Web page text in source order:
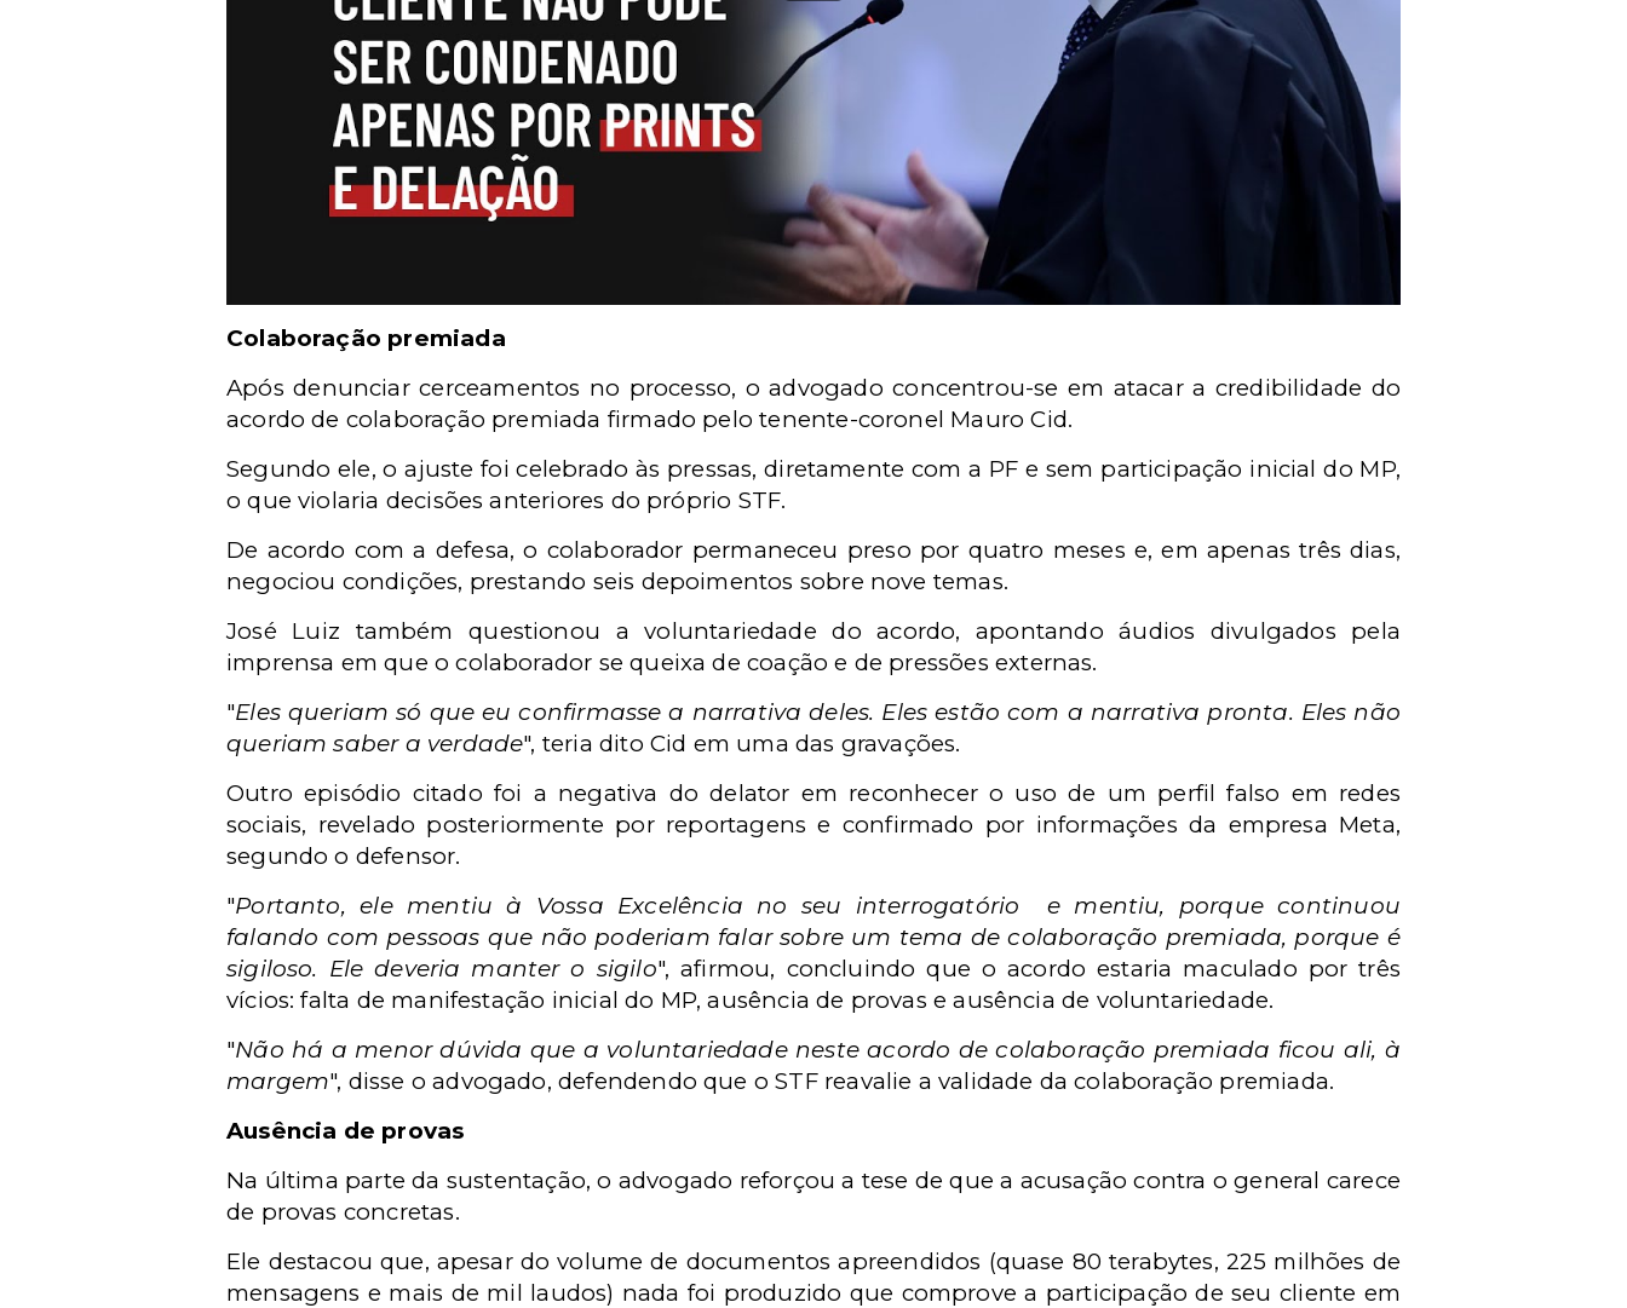
Colaboração premiada
Após denunciar cerceamentos no processo, o advogado concentrou-se em atacar a credibilidade do
acordo de colaboração premiada firmado pelo tenente-coronel Mauro Cid.
Segundo ele, o ajuste foi celebrado às pressas, diretamente com a PF e sem participação inicial do MP,
o que violaria decisões anteriores do próprio STF.
De acordo com a defesa, o colaborador permaneceu preso por quatro meses e, em apenas três dias,
negociou condições, prestando seis depoimentos sobre nove temas.
José Luiz também questionou a voluntariedade do acordo, apontando áudios divulgados pela
imprensa em que o colaborador se queixa de coação e de pressões externas.
"Eles queriam só que eu confirmasse a narrativa deles. Eles estão com a narrativa pronta. Eles não
queriam saber a verdade", teria dito Cid em uma das gravações.
Outro episódio citado foi a negativa do delator em reconhecer o uso de um perfil falso em redes
sociais, revelado posteriormente por reportagens e confirmado por informações da empresa Meta,
segundo o defensor.
"Portanto, ele mentiu à Vossa Excelência no seu interrogatório e mentiu, porque continuou
falando com pessoas que não poderiam falar sobre um tema de colaboração premiada, porque é
sigiloso. Ele deveria manter o sigilo", afirmou, concluindo que o acordo estaria maculado por três
vícios: falta de manifestação inicial do MP, ausência de provas e ausência de voluntariedade.
"Não há a menor dúvida que a voluntariedade neste acordo de colaboração premiada ficou ali, à
margem", disse o advogado, defendendo que o STF reavalie a validade da colaboração premiada.
Ausência de provas
Na última parte da sustentação, o advogado reforçou a tese de que a acusação contra o general carece
de provas concretas.
Ele destacou que, apesar do volume de documentos apreendidos (quase 80 terabytes, 225 milhões de
mensagens e mais de mil laudos) nada foi produzido que comprove a participação de seu cliente em